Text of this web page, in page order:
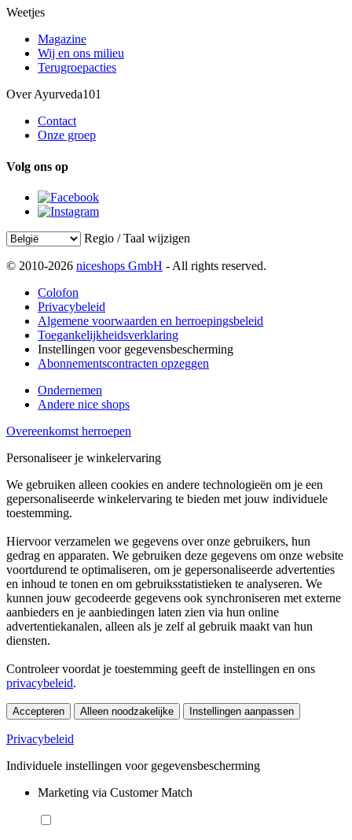
Weetjes
Magazine
Wij en ons milieu
Terugroepacties
Over Ayurveda101
Contact
Onze groep
Volg ons op
Regio / Taal wijzigen
© 2010-2026 niceshops GmbH - All rights reserved.
Colofon
Privacybeleid
Algemene voorwaarden en herroepingsbeleid
Toegankelijkheidsverklaring
Instellingen voor gegevensbescherming
Abonnementscontracten opzeggen
Ondernemen
Andere nice shops
Overeenkomst herroepen
Personaliseer je winkelervaring
We gebruiken alleen cookies en andere technologieën om je een
gepersonaliseerde winkelervaring te bieden met jouw individuele
toestemming.
Hiervoor verzamelen we gegevens over onze gebruikers, hun
gedrag en apparaten. We gebruiken deze gegevens om onze website
voortdurend te optimaliseren, om je gepersonaliseerde advertenties
en inhoud te tonen en om gebruiksstatistieken te analyseren. We
kunnen jouw gecodeerde gegevens ook synchroniseren met externe
aanbieders en je aanbiedingen laten zien via hun online
advertentiekanalen, alleen als je zelf al gebruik maakt van hun
diensten.
Controleer voordat je toestemming geeft de instellingen en ons
privacybeleid.
Accepteren Alleen noodzakelijke Instellingen aanpassen
Privacybeleid
Individuele instellingen voor gegevensbescherming
Marketing via Customer Match